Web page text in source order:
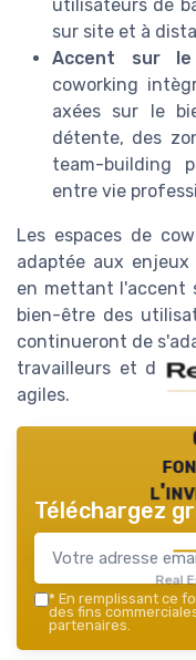
utilisateurs de
sur site et à
Accent sur
coworking
axées sur le
détente, des
team-building
entre vie
Les espaces de
adaptée aux
en mettant l'accent
bien-être des
continueront de
travailleurs et des
agiles.
Real
Téléchargez
* En remplissant ce
des fins
partenaires.